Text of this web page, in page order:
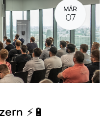
MÄR
07
⚡️🔋